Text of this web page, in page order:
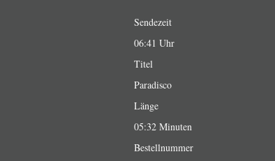
Sendezeit
06:41 Uhr
Titel
Paradisco
Länge
05:32 Minuten
Bestellnummer